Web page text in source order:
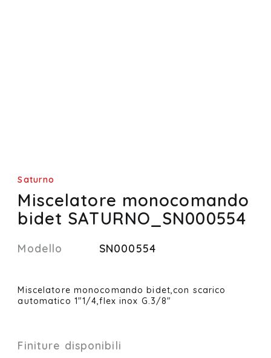
Saturno
Miscelatore monocomando
bidet SATURNO_SN000554
Modello SN000554
Miscelatore monocomando bidet,con scarico
automatico 1"1/4,flex inox G.3/8"
Finiture disponibili